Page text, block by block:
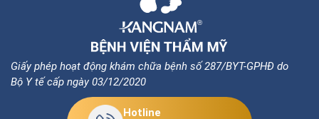
Giấy phép hoạt động khám chữa bệnh số 287/BYT-GPHĐ do
Bộ Y tế cấp ngày 03/12/2020
Hotline